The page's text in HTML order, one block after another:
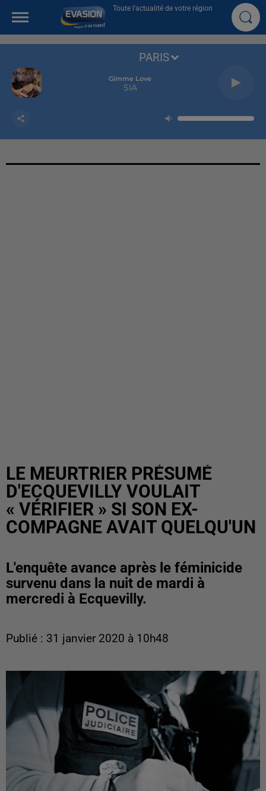
Toute l'actualité de votre région
Gimme Love
SIA
PARIS
LE MEURTRIER PRÉSUMÉ
D'ECQUEVILLY VOULAIT
« VÉRIFIER » SI SON EX-
COMPAGNE AVAIT QUELQU'UN
L'enquête avance après le féminicide
survenu dans la nuit de mardi à
mercredi à Ecquevilly.
Publié : 31 janvier 2020 à 10h48